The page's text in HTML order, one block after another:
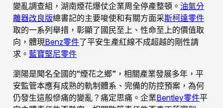
變亂調查組，湖南煙花爆仗企業周全停產整頓。 油氣分
離器改良版總書記的主要唆使和有關方面采斯柯達零件
取的一系列舉措，彰顯了國民至上、性命至上的價值取
向，體現Benz零件了平安生產紅線不成超越的剛性請
求。 藍寶堅尼零件
瀏陽是聞名全國的“煙花之鄉”，相關產業發展多年，平
安監管本應有成熟的軌制體系、完備的防控預案，為何
仍發生這般慘痛的變亂？痛定思痛。企業Bentley零件平